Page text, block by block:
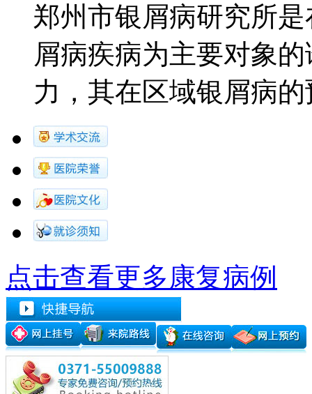
郑州市银屑病研究所
屑病疾病为主要对象
力，其在区域银屑病的
点击查看更多康复病例